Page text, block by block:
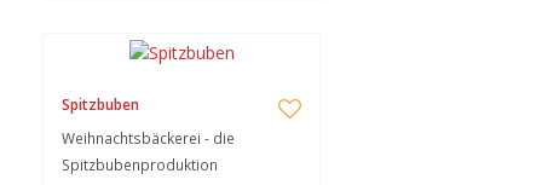
Spitzbuben
Weihnachtsbäckerei - die
Spitzbubenproduktion